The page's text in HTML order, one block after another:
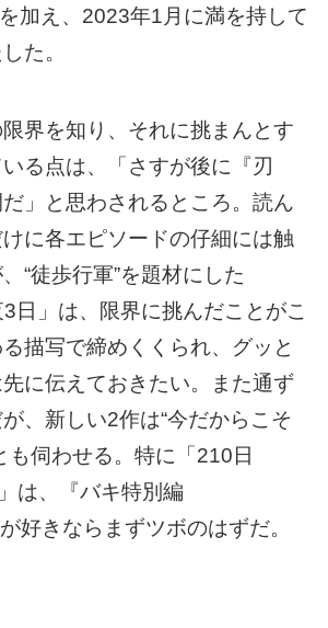
加え、2023年1月に満を持して
た。
界を知り、それに挑まんとす
る点は、「さすが後に『刃
」と思わされるところ。読ん
に各エピソードの仔細には触
“徒歩行軍”を題材にした
3日」は、限界に挑んだことがこ
描写で締めくくられ、グッと
に伝えておきたい。また通ず
、新しい2作は“今だからこそ
も伺わせる。特に「210日
は、『バキ特別編
好きならまずツボのはずだ。